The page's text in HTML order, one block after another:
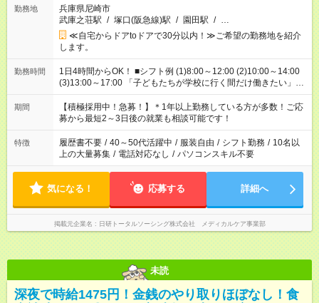
勤務地
兵庫県尼崎市
武庫之荘駅 / 塚口(阪急線)駅 / 園田駅 / …
≪自宅からドアtoドアで30分以内！≫ご希望の勤務地を紹介
します。
勤務時間
1日4時間からOK！ ■シフト例 (1)8:00～12:00 (2)10:00～14:00
(3)13:00～17:00 「子どもたちが学校に行く間だけ働きたい」
「余裕を持って夕飯の準備がしたい」 「午前中は働いて、午後
はプライベートの時間にしたい」 など、ご希望を教えてくださ
いね。 ※Wワーク希望の方へ 今ご覧のお仕事で希望する勤務時
間と、もう1つのお仕事の勤務時間。 合計で週40時間を超える
場合は応募できません。
期間
【積極採用中！急募！】＊1年以上勤務している方が多数！ご応
募から最短2～3日後の就業も相談可能です！
特徴 履歴書不要 / 40～50代活躍中 / 服装自由 / シフト勤務 / 10名以
上の大量募集 / 電話対応なし / パソコンスキル不要
気になる！ 応募する 詳細へ
掲載元企業名 日研トータルソーシング株式会社 メディカルケア事業部
未読
深夜で時給1475円！金銭のやり取りほぼなし！食